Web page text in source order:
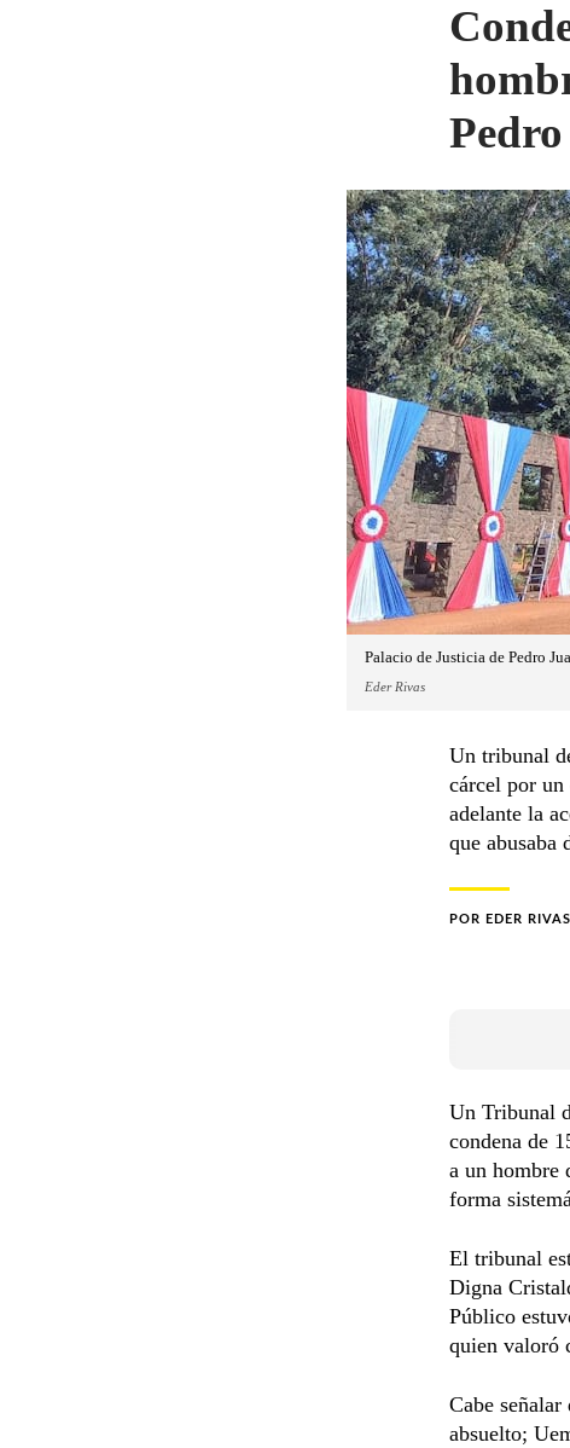
Palacio de Justicia de Pedro
Eder Rivas
Un tribunal
cárcel por
adelante la
que abusaba
POR EDER RIVAS
Un Tribunal
condena de
a un hombre
forma
El tribunal
Digna
Público
quien valoró
Cabe
absuelto;